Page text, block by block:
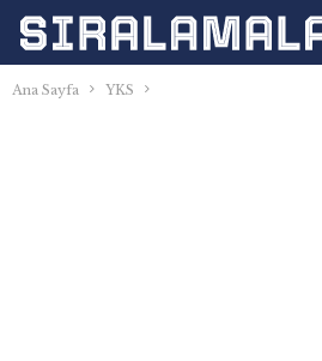
Ana Sayfa YKS